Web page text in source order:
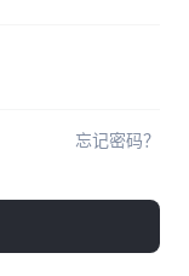
忘记密码？